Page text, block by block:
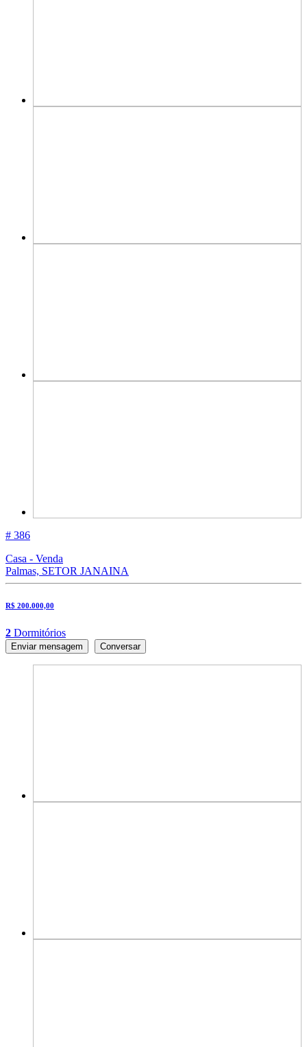
# 386
Casa - Venda
Palmas, SETOR JANAINA
R$ 200.000,00
2 Dormitórios
Enviar mensagem Conversar